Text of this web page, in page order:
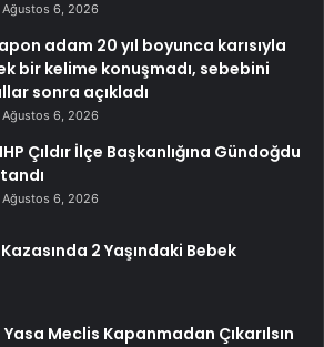
Ağustos 6, 2026
adam 20 yıl boyunca karısıyla
bir kelime konuşmadı, sebebini
sonra açıkladı
Ağustos 6, 2026
Çıldır İlçe Başkanlığına Gündoğdu
Ağustos 6, 2026
2 Yaşındaki Bebek
Meclis Kapanmadan Çıkarılsın